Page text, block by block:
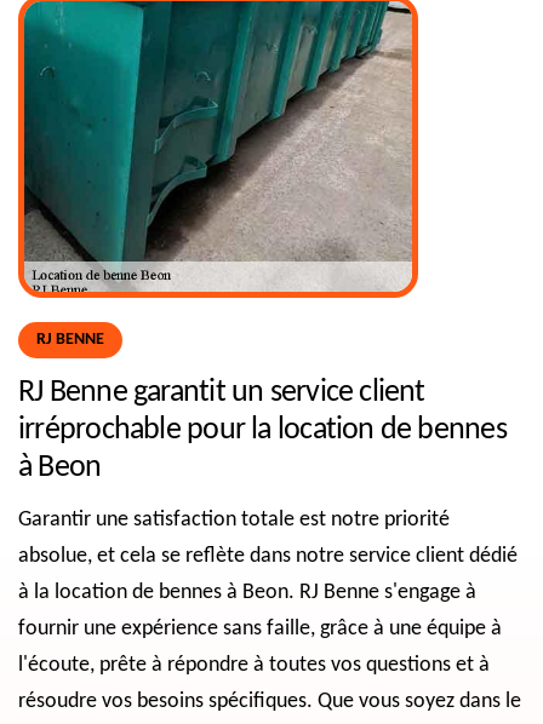
RJ BENNE
RJ Benne garantit un service client
irréprochable pour la location de bennes
à Beon
Garantir une satisfaction totale est notre priorité
absolue, et cela se reflète dans notre service client dédié
à la location de bennes à Beon. RJ Benne s'engage à
fournir une expérience sans faille, grâce à une équipe à
l'écoute, prête à répondre à toutes vos questions et à
résoudre vos besoins spécifiques. Que vous soyez dans le